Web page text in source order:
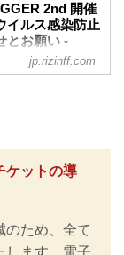
2nd 開催
イルス感染防止
とお願い -
オ
に際し、日本スポ
ポーツイベント
予防ガイドライ
禁止事項を設け
を行いますので
jp.rizinff.com
ケットの導
のため、全て
します。電子